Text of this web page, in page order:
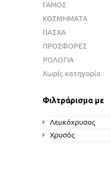
ΓΑΜΟΣ
ΚΟΣΜΗΜΑΤΑ
ΠΑΣΧΑ
ΠΡΟΣΦΟΡΕΣ
ΡΟΛΟΓΙΑ
Χωρίς κατηγορία
Φιλτράρισμα με
Λευκόχρυσος
Χρυσός